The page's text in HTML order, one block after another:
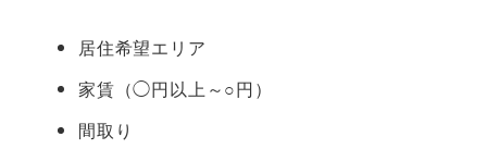
居住希望エリア
家賃（◯円以上～○円）
間取り